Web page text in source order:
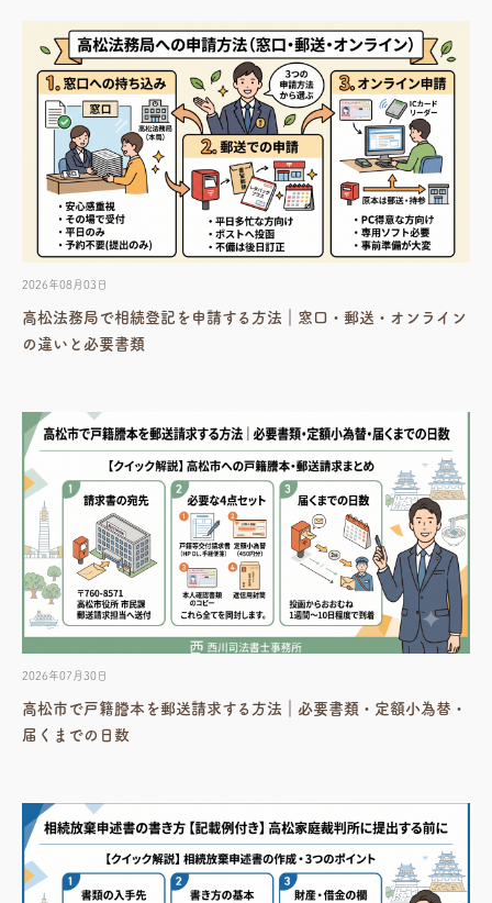
2026年08月03日
高松法務局で相続登記を申請する方法｜窓口・郵送・オンライン
の違いと必要書類
2026年07月30日
高松市で戸籍謄本を郵送請求する方法｜必要書類・定額小為替・
届くまでの日数